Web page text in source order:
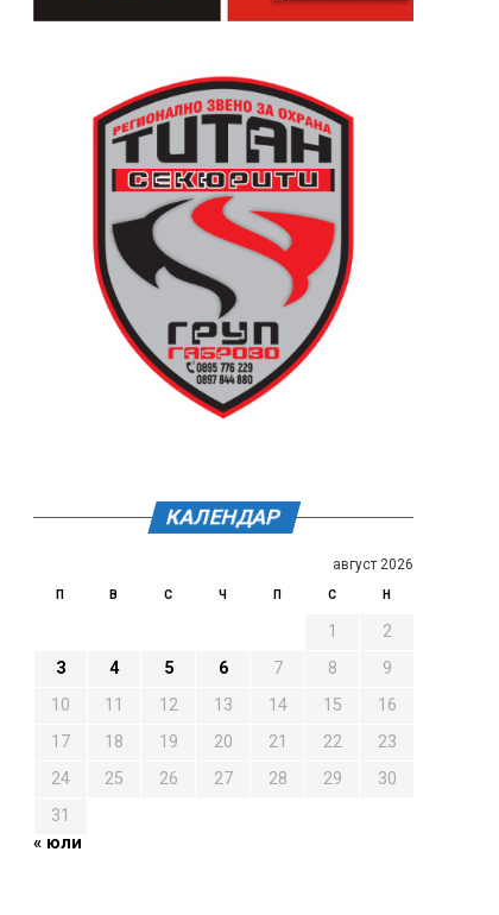
КАЛЕНДАР
август 2026
П В С Ч П С Н
1
2
3
4 5 6 7 8
9
10
11 12 13 14 15
16
17
18 19 20 21 22
23
24
25 26 27 28 29
30
31
« юли